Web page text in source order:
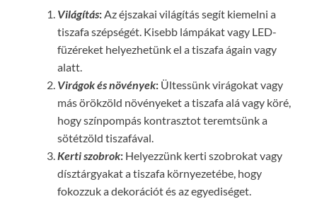
Világítás:Az éjszakai világítás segít kiemelni a
tiszafa szépségét. Kisebb lámpákat vagy LED-
füzéreket helyezhetünk el a tiszafa ágain vagy
alatt.
Virágok és növények: Ültessünk virágokat vagy
más örökzöld növényeket a tiszafa alá vagy köré,
hogy színpompás kontrasztot teremtsünk a
sötétzöld tiszafával.
Kerti szobrok: Helyezzünk kerti szobrokat vagy
dísztárgyakat a tiszafa környezetébe, hogy
fokozzuk a dekorációt és az egyediséget.